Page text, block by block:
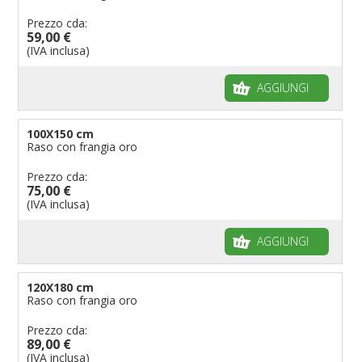
Bandiere per riserve naturali e parchi
Bandiere per musicisti
pennoni per bandiere
Prezzo cda:
59,00 €
(IVA inclusa)
AGGIUNGI
100X150 cm
Raso con frangia oro
Prezzo cda:
75,00 €
(IVA inclusa)
AGGIUNGI
120X180 cm
Raso con frangia oro
Prezzo cda:
89,00 €
(IVA inclusa)